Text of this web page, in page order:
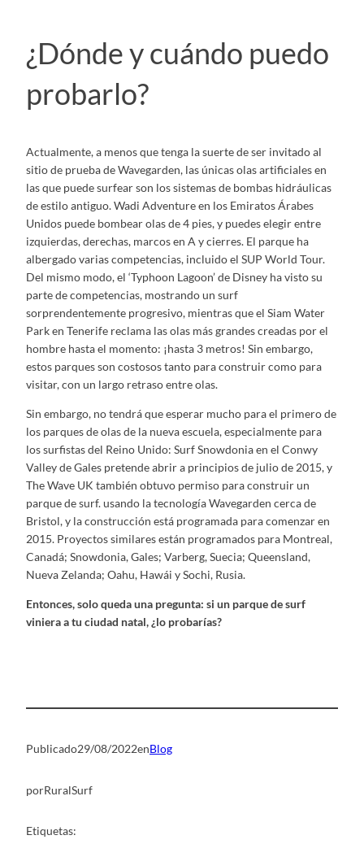
¿Dónde y cuándo puedo
probarlo?
Actualmente, a menos que tenga la suerte de ser invitado al
sitio de prueba de Wavegarden, las únicas olas artificiales en
las que puede surfear son los sistemas de bombas hidráulicas
de estilo antiguo. Wadi Adventure en los Emiratos Árabes
Unidos puede bombear olas de 4 pies, y puedes elegir entre
izquierdas, derechas, marcos en A y cierres. El parque ha
albergado varias competencias, incluido el SUP World Tour.
Del mismo modo, el ‘Typhoon Lagoon’ de Disney ha visto su
parte de competencias, mostrando un surf
sorprendentemente progresivo, mientras que el Siam Water
Park en Tenerife reclama las olas más grandes creadas por el
hombre hasta el momento: ¡hasta 3 metros! Sin embargo,
estos parques son costosos tanto para construir como para
visitar, con un largo retraso entre olas.
Sin embargo, no tendrá que esperar mucho para el primero de
los parques de olas de la nueva escuela, especialmente para
los surfistas del Reino Unido: Surf Snowdonia en el Conwy
Valley de Gales pretende abrir a principios de julio de 2015, y
The Wave UK también obtuvo permiso para construir un
parque de surf. usando la tecnología Wavegarden cerca de
Bristol, y la construcción está programada para comenzar en
2015. Proyectos similares están programados para Montreal,
Canadá; Snowdonia, Gales; Varberg, Suecia; Queensland,
Nueva Zelanda; Oahu, Hawái y Sochi, Rusia.
Entonces, solo queda una pregunta: si un parque de surf
viniera a tu ciudad natal, ¿lo probarías?
Publicado29/08/2022enBlog
porRuralSurf
Etiquetas: